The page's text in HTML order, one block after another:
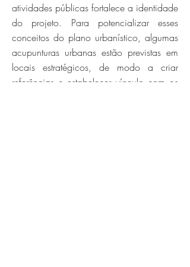
atividades públicas fortalece a identidade
do projeto. Para potencializar esses
conceitos do plano urbanístico, algumas
acupunturas urbanas estão previstas em
locais estratégicos, de modo a criar
referências e estabelecer vínculo com os